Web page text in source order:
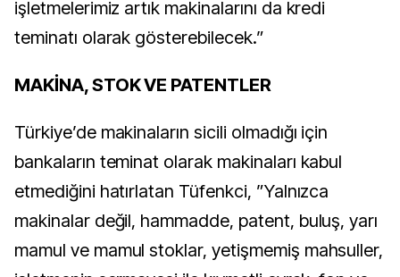
işletmelerimiz artık makinalarını da kredi
teminatı olarak gösterebilecek.”
MAKİNA, STOK VE PATENTLER
Türkiye’de makinaların sicili olmadığı için
bankaların teminat olarak makinaları kabul
etmediğini hatırlatan Tüfenkci, ”Yalnızca
makinalar değil, hammadde, patent, buluş, yarı
mamul ve mamul stoklar, yetişmemiş mahsuller,